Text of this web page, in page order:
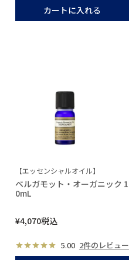
カートに入れる
【エッセンシャルオイル】
ベルガモット・オーガニック 1
0mL
¥4,070税込
5.00 2件のレビュー